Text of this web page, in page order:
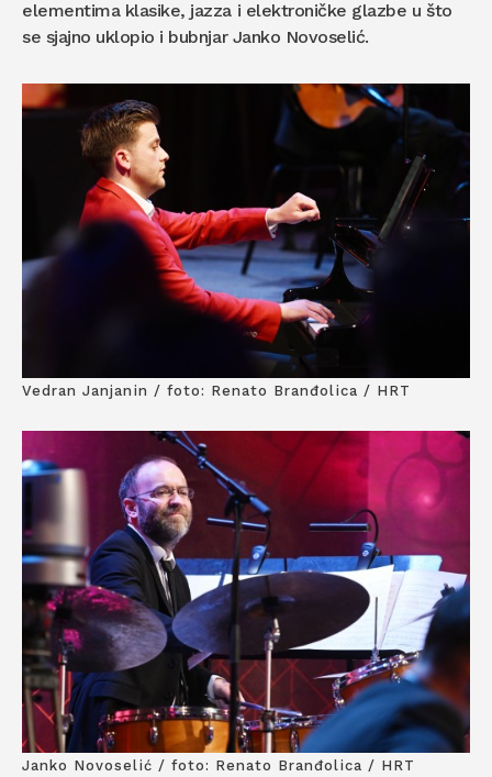
elementima klasike, jazza i elektroničke glazbe u što
se sjajno uklopio i bubnjar Janko Novoselić.
Vedran Janjanin / foto: Renato Branđolica / HRT
Janko Novoselić / foto: Renato Branđolica / HRT